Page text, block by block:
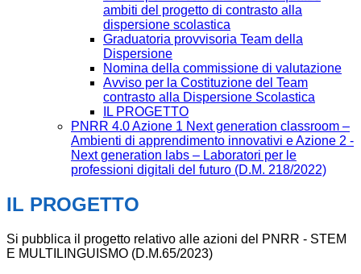
ambiti del progetto di contrasto alla
dispersione scolastica
Graduatoria provvisoria Team della
Dispersione
Nomina della commissione di valutazione
Avviso per la Costituzione del Team
contrasto alla Dispersione Scolastica
IL PROGETTO
PNRR 4.0 Azione 1 Next generation classroom –
Ambienti di apprendimento innovativi e Azione 2 -
Next generation labs – Laboratori per le
professioni digitali del futuro (D.M. 218/2022)
IL PROGETTO
Si pubblica il progetto relativo alle azioni del PNRR - STEM
E MULTILINGUISMO (D.M.65/2023)